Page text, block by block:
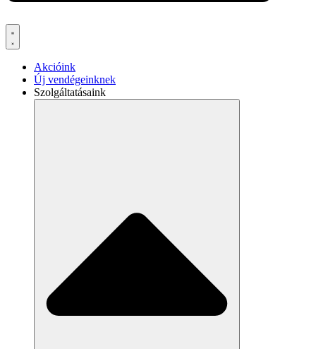
Akcióink
Új vendégeinknek
Szolgáltatásaink